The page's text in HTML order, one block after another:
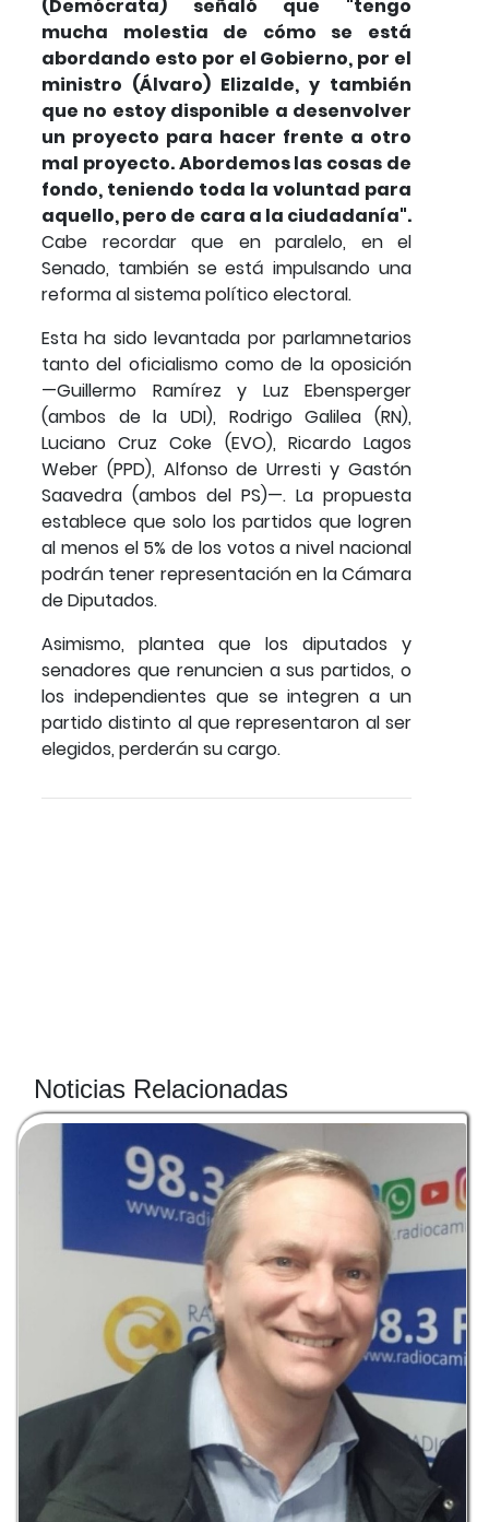
(Demócrata) señaló que "tengo
mucha molestia de cómo se está
abordando esto por el Gobierno, por el
ministro (Álvaro) Elizalde, y también
que no estoy disponible a desenvolver
un proyecto para hacer frente a otro
mal proyecto. Abordemos las cosas de
fondo, teniendo toda la voluntad para
aquello, pero de cara a la ciudadanía".
Cabe recordar que en paralelo, en el
Senado, también se está impulsando una
reforma al sistema político electoral.
Esta ha sido levantada por parlamnetarios
tanto del oficialismo como de la oposición
—Guillermo Ramírez y Luz Ebensperger
(ambos de la UDI), Rodrigo Galilea (RN),
Luciano Cruz Coke (EVO), Ricardo Lagos
Weber (PPD), Alfonso de Urresti y Gastón
Saavedra (ambos del PS)—. La propuesta
establece que solo los partidos que logren
al menos el 5% de los votos a nivel nacional
podrán tener representación en la Cámara
de Diputados.
Asimismo, plantea que los diputados y
senadores que renuncien a sus partidos, o
los independientes que se integren a un
partido distinto al que representaron al ser
elegidos, perderán su cargo.
Noticias Relacionadas